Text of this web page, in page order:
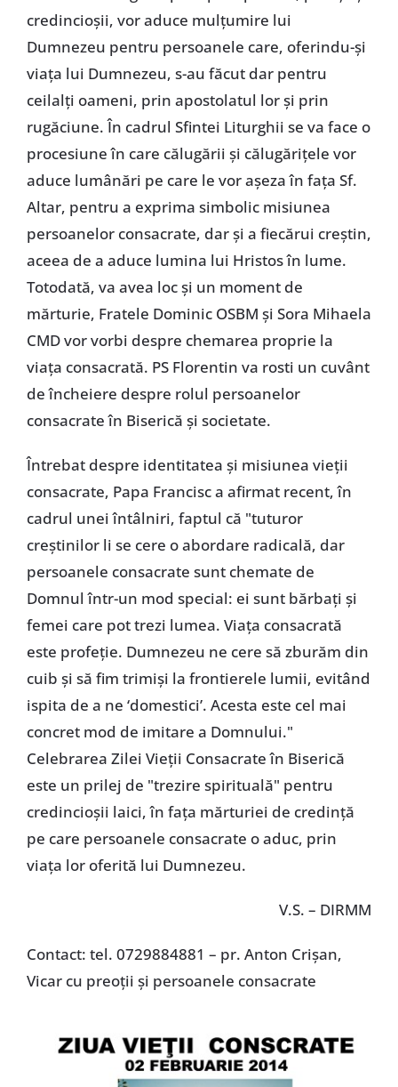
credincioşii, vor aduce mulţumire lui
Dumnezeu pentru persoanele care, oferindu-şi
viaţa lui Dumnezeu, s-au făcut dar pentru
ceilalţi oameni, prin apostolatul lor şi prin
rugăciune. În cadrul Sfintei Liturghii se va face o
procesiune în care călugării şi călugăriţele vor
aduce lumânări pe care le vor aşeza în faţa Sf.
Altar, pentru a exprima simbolic misiunea
persoanelor consacrate, dar şi a fiecărui creştin,
aceea de a aduce lumina lui Hristos în lume.
Totodată, va avea loc şi un moment de
mărturie, Fratele Dominic OSBM şi Sora Mihaela
CMD vor vorbi despre chemarea proprie la
viaţa consacrată. PS Florentin va rosti un cuvânt
de încheiere despre rolul persoanelor
consacrate în Biserică şi societate.
Întrebat despre identitatea şi misiunea vieţii
consacrate, Papa Francisc a afirmat recent, în
cadrul unei întâlniri, faptul că "tuturor
creştinilor li se cere o abordare radicală, dar
persoanele consacrate sunt chemate de
Domnul într-un mod special: ei sunt bărbaţi şi
femei care pot trezi lumea. Viaţa consacrată
este profeţie. Dumnezeu ne cere să zburăm din
cuib şi să fim trimişi la frontierele lumii, evitând
ispita de a ne ‘domestici’. Acesta este cel mai
concret mod de imitare a Domnului."
Celebrarea Zilei Vieţii Consacrate în Biserică
este un prilej de "trezire spirituală" pentru
credincioşii laici, în faţa mărturiei de credinţă
pe care persoanele consacrate o aduc, prin
viaţa lor oferită lui Dumnezeu.
V.S. – DIRMM
Contact: tel. 0729884881 – pr. Anton Crişan,
Vicar cu preoţii şi persoanele consacrate